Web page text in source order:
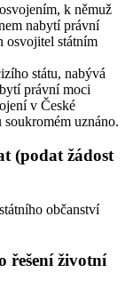
k němuž
nabytí právní
osvojitel státním
státu, nabývá
právní moci
v České
uznáno.
(podat žádost
občanství
řešení životní